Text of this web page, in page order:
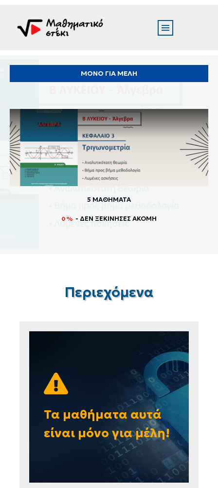
ΜΟΝΟ ΓΙΑ ΜΕΛΗ
5 ΜΑΘΗΜΑΤΑ
0% - ΔΕΝ ΞΕΚΊΝΗΣΕΣ ΑΚΌΜΗ
Περιεχόμενα
Τα μαθήματα αυτά
είναι μόνο για μέλη!